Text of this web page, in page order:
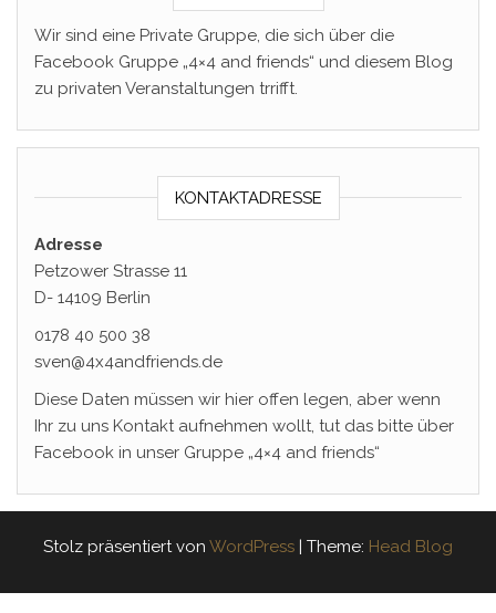
Wir sind eine Private Gruppe, die sich über die
Facebook Gruppe „4×4 and friends“ und diesem Blog
zu privaten Veranstaltungen trrifft.
KONTAKTADRESSE
Adresse
Petzower Strasse 11
D- 14109 Berlin
0178 40 500 38
sven@4x4andfriends.de
Diese Daten müssen wir hier offen legen, aber wenn
Ihr zu uns Kontakt aufnehmen wollt, tut das bitte über
Facebook in unser Gruppe „4×4 and friends“
Stolz präsentiert von WordPress | Theme: Head Blog